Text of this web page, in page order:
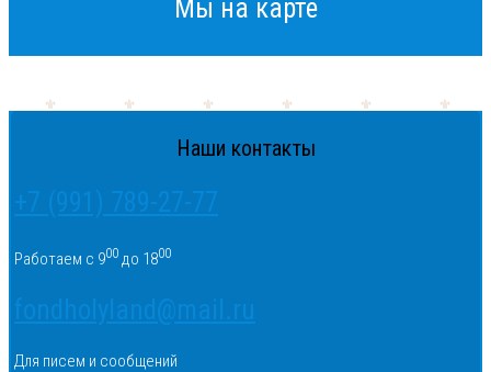
Мы на карте
Наши контакты
+7 (991) 789-27-77
Работаем с 900 до 1800
fondholyland@mail.ru
Для писем и сообщений